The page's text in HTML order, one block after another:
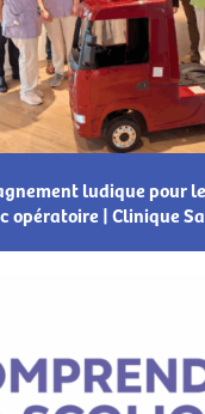
ludique pour
opératoire | Clinique